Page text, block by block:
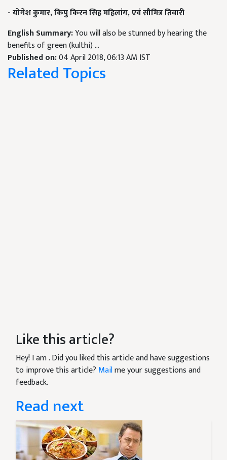
- योगेश कुमार,किपु किरन सिह महिलांग,एवं सौमित्र तिवारी
English Summary:You will also be stunned by hearing the
benefits of green (kulthi) ...
Published on:04 April 2018, 06:13 AM IST
Related Topics
Like this article?
Hey! I am. Did you liked this article and have suggestions
to improve this article? Mailme your suggestions and
feedback.
Read next